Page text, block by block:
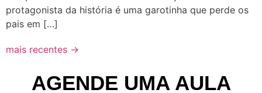
protagonista da história é uma garotinha que perde os
pais em […]
mais recentes →
AGENDE UMA AULA